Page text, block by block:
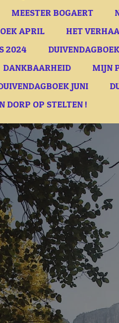
MEESTER BOGAERT
APRIL HET
2024
DANKBAARHEID MIJN
JUNI
DORP OP STELTEN !